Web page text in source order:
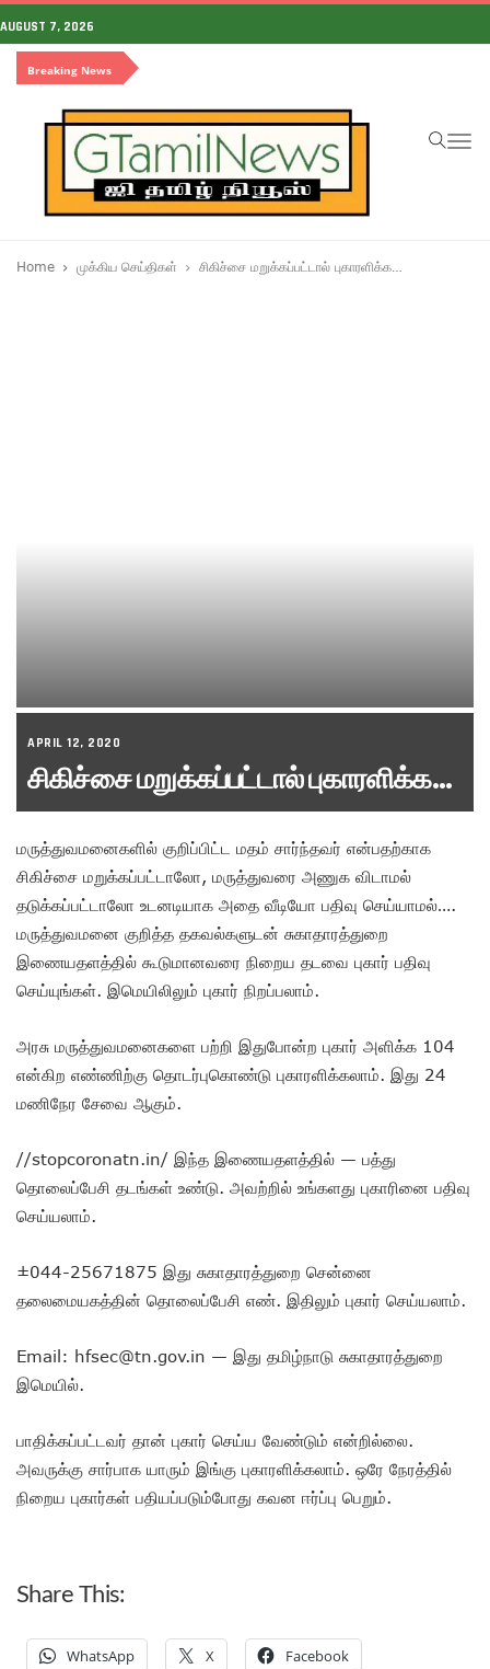
AUGUST 7, 2026
Breaking News
Home முக்கிய செய்திகள் சிகிச்சை மறுக்கப்பட்டால் புகாரளிக்க…
APRIL 12, 2020
சிகிச்சை மறுக்கப்பட்டால் புகாரளிக்க…
மருத்துவமனைகளில் குறிப்பிட்ட மதம் சார்ந்தவர் என்பதற்காக
சிகிச்சை மறுக்கப்பட்டாலோ, மருத்துவரை அணுக விடாமல்
தடுக்கப்பட்டாலோ உடனடியாக அதை வீடியோ பதிவு செய்யாமல்….
மருத்துவமனை குறித்த தகவல்களுடன் சுகாதாரத்துறை
இணையதளத்தில் கூடுமானவரை நிறைய தடவை புகார் பதிவு
செய்யுங்கள். இமெயிலிலும் புகார் நிறப்பலாம்.
அரசு மருத்துவமனைகளை பற்றி இதுபோன்ற புகார் அளிக்க 104
என்கிற எண்ணிற்கு தொடர்புகொண்டு புகாரளிக்கலாம். இது 24
மணிநேர சேவை ஆகும்.
//stopcoronatn.in/ இந்த இணையதளத்தில் — பத்து
தொலைப்பேசி தடங்கள் உண்டு. அவற்றில் உங்களது புகாரினை பதிவு
செய்யலாம்.
±044-25671875 இது சுகாதாரத்துறை சென்னை
தலைமையகத்தின் தொலைப்பேசி எண். இதிலும் புகார் செய்யலாம்.
Email: hfsec@tn.gov.in — இது தமிழ்நாடு சுகாதாரத்துறை
இமெயில்.
பாதிக்கப்பட்டவர் தான் புகார் செய்ய வேண்டும் என்றில்லை.
அவருக்கு சார்பாக யாரும் இங்கு புகாரளிக்கலாம். ஒரே நேரத்தில்
நிறைய புகார்கள் பதியப்படும்போது கவன ஈர்ப்பு பெறும்.
Share This:
WhatsApp X Facebook